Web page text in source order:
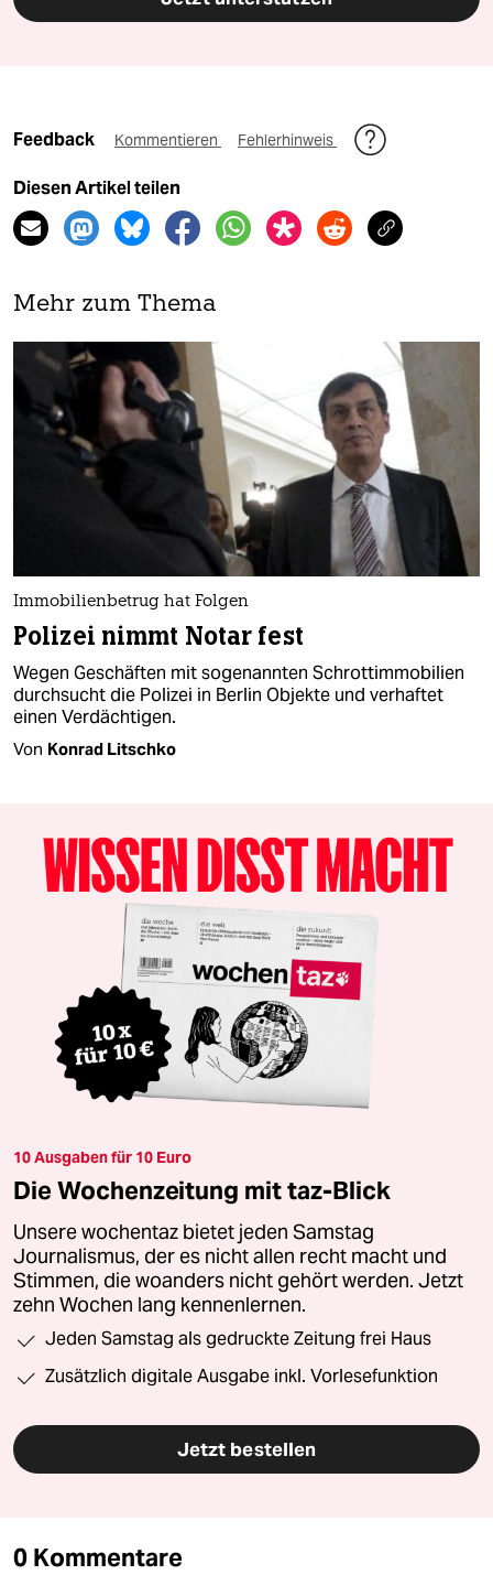
Feedback Kommentieren Fehlerhinweis
Diesen Artikel teilen
Mehr zum Thema
Immobilienbetrug hat Folgen
Polizei nimmt Notar fest
Wegen Geschäften mit sogenannten Schrottimmobilien
durchsucht die Polizei in Berlin Objekte und verhaftet
einen Verdächtigen.
Von Konrad Litschko
10 Ausgaben für 10 Euro
Die Wochenzeitung mit taz-Blick
Unsere wochentaz bietet jeden Samstag
Journalismus, der es nicht allen recht macht und
Stimmen, die woanders nicht gehört werden. Jetzt
zehn Wochen lang kennenlernen.
Jeden Samstag als gedruckte Zeitung frei Haus
Zusätzlich digitale Ausgabe inkl. Vorlesefunktion
Jetzt bestellen
0 Kommentare